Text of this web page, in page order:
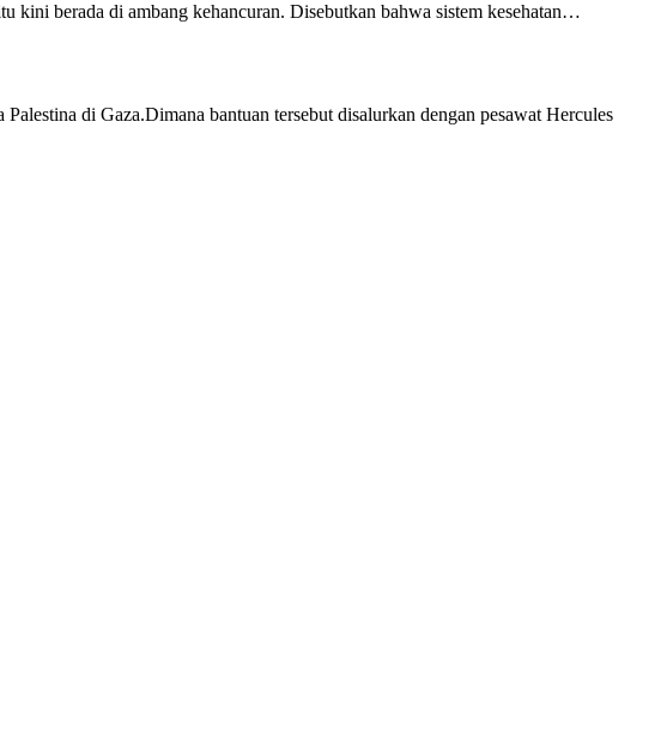
kini berada di ambang kehancuran. Disebutkan bahwa sistem kesehatan…
di Gaza.Dimana bantuan tersebut disalurkan dengan pesawat Hercules